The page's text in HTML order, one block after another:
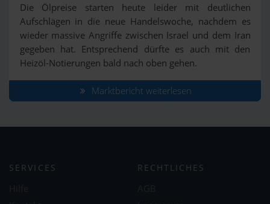
Die Ölpreise starten heute leider mit deutlichen
Aufschlägen in die neue Handelswoche, nachdem es
wieder massive Angriffe zwischen Israel und dem Iran
gegeben hat. Entsprechend dürfte es auch mit den
Heizöl-Notierungen bald nach oben gehen.
Marktbericht weiterlesen
SERVICES RECHTLICHES